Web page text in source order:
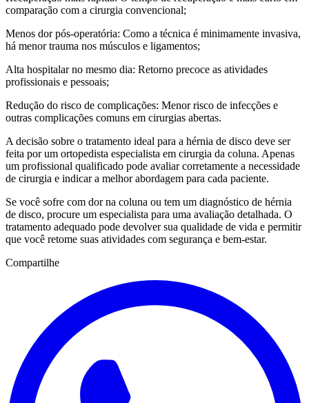
comparação com a cirurgia convencional;
Menos dor pós-operatória: Como a técnica é minimamente invasiva,
há menor trauma nos músculos e ligamentos;
Alta hospitalar no mesmo dia: Retorno precoce as atividades
profissionais e pessoais;
Redução do risco de complicações: Menor risco de infecções e
outras complicações comuns em cirurgias abertas.
A decisão sobre o tratamento ideal para a hérnia de disco deve ser
feita por um ortopedista especialista em cirurgia da coluna. Apenas
um profissional qualificado pode avaliar corretamente a necessidade
de cirurgia e indicar a melhor abordagem para cada paciente.
Se você sofre com dor na coluna ou tem um diagnóstico de hérnia
de disco, procure um especialista para uma avaliação detalhada. O
tratamento adequado pode devolver sua qualidade de vida e permitir
que você retome suas atividades com segurança e bem-estar.
Compartilhe